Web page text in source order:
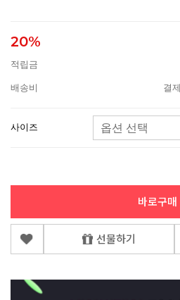
20%
적립금
배송비 결
사이즈
바로구매
선물하기